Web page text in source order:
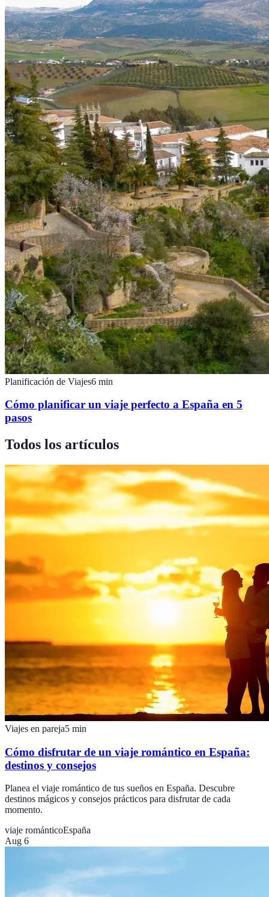
Planificación de Viajes6 min
Cómo planificar un viaje perfecto a España en 5
pasos
Todos los artículos
Viajes en pareja5 min
Cómo disfrutar de un viaje romántico en España:
destinos y consejos
Planea el viaje romántico de tus sueños en España. Descubre
destinos mágicos y consejos prácticos para disfrutar de cada
momento.
viaje románticoEspaña
Aug 6